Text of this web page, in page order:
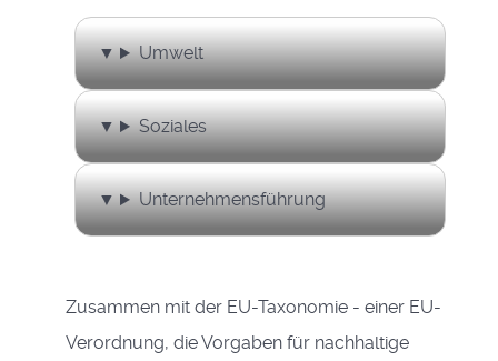
Umwelt
Soziales
Unternehmensführung
Zusammen mit der EU-Taxonomie - einer EU-
Verordnung, die Vorgaben für nachhaltige